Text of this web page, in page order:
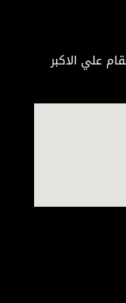
علي الاكبر